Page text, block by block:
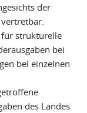
der
für strukturelle
bei
bei einzelnen
des Landes